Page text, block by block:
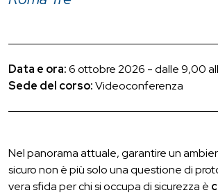
Data e ora:6 ottobre 2026 - dalle 9,00
Sede del corso:Videoconferenza
Nel panorama attuale, garantire un
sicuro non è più solo una questione di
vera sfida per chi si occupa di sicurezza è